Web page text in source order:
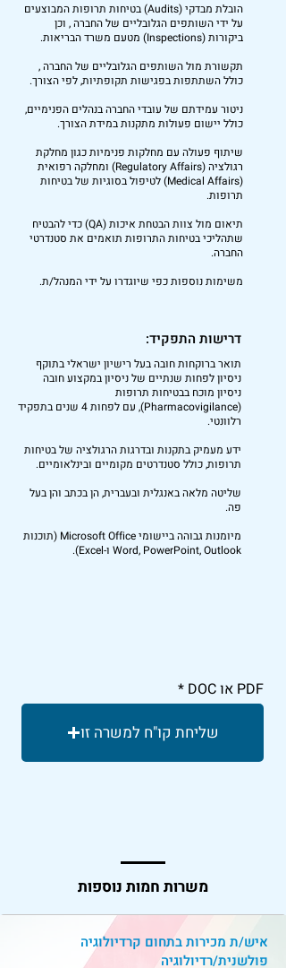
הובלת מבדקי (Audits) בטיחות תרופות המבוצעים
על ידי השותפים הגלובליים של החברה , וכן
ביקורות (Inspections) מטעם משרד הבריאות.
תקשורת מול השותפים הגלובליים של החברה ,
כולל השתתפות בפגישות תקופתיות, לפי הצורך.
ניטור עמידתם של עובדי החברה בנהלים הפנימיים,
כולל יישום פעולות מתקנות במידת הצורך.
שיתוף פעולה עם מחלקות פנימיות כגון מחלקת
רגולציה (Regulatory Affairs) ומחלקה רפואית
(Medical Affairs) לטיפול בסוגיות של בטיחות
תרופות.
תיאום מול צוות הבטחת איכות (QA) כדי להבטיח
שתהליכי בטיחות התרופות תואמים את סטנדרטי
החברה.
משימות נוספות כפי שיוגדרו על ידי המנהל/ת.
דרישות התפקיד:
תואר ברוקחות חובה בעל רישיון ישראלי בתוקף
ניסיון לפחות שנתיים של ניסיון במקצוע חובה
ניסיון מוכח בבטיחות תרופות
(Pharmacovigilance), עם לפחות 4 שנים בתפקיד
רלוונטי.
ידע מעמיק בתקנות ובדרגות הרגולציה של בטיחות
תרופות, כולל סטנדרטים מקומיים ובינלאומיים.
שליטה מלאה באנגלית ובעברית, הן בכתב והן בעל
פה.
מיומנות גבוהה ביישומי Microsoft Office (תוכנות
Word, PowerPoint, Outlook ו-Excel).
PDF או DOC
שליחת קו"ח למשרה זו
משרות חמות נוספות
איש/ת מכירות בתחום קרדיולוגיה
פולשנית/רדיולוגיה